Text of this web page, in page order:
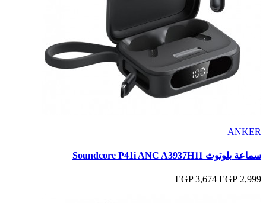
ANKER
سماعة بلوتوث Soundcore P41i ANC A3937H11
2,999 EGP
3,674 EGP